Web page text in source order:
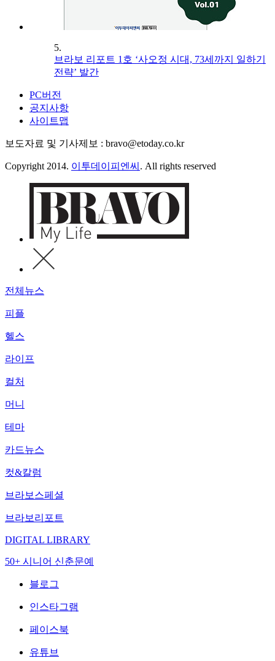
5.
브라보 리포트 1호 ‘사오정 시대, 73세까지 일하기
전략’ 발간
PC버전
공지사항
사이트맵
보도자료 및 기사제보 : bravo@etoday.co.kr
Copyright 2014. 이투데이피엔씨 . All rights reserved
전체뉴스
피플
헬스
라이프
컬처
머니
테마
카드뉴스
컷&칼럼
브라보스페셜
브라보리포트
DIGITAL LIBRARY
50+ 시니어 신춘문예
블로그
인스타그램
페이스북
유튜브